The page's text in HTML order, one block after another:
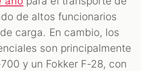
de altos funcionarios
carga. En cambio, los
son principalmente
y un Fokker F-28, con